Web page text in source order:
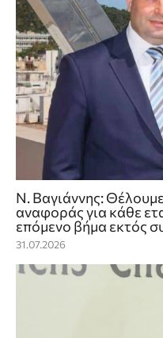
Ν. Βαγιάννης: Θέλουμε
αναφοράς για κάθε
επόμενο βήμα εκτός
31.07.2026